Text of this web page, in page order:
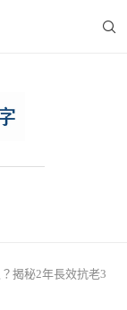
揭秘2年長效抗老3